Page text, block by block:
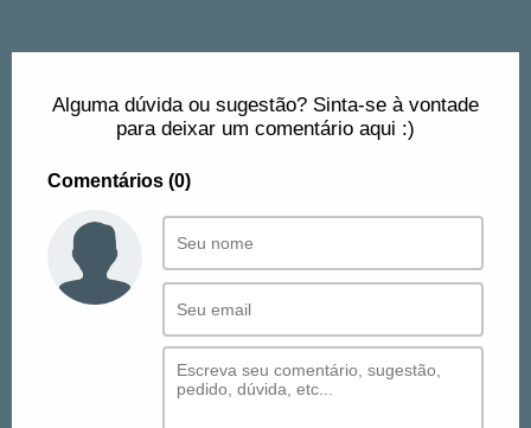
Alguma dúvida ou sugestão? Sinta-se à vontade
para deixar um comentário aqui :)
Comentários (0)